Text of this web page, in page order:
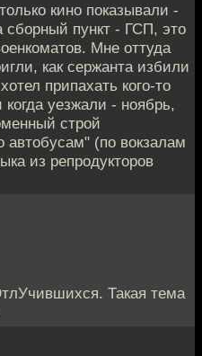
кино показывали -
сборный пункт - ГСП, это
Мне оттуда
как сержанта избили
припахать кого-то
уезжали - ноябрь,
строй
автобусам" (по вокзалам
из репродукторов
Такая тема